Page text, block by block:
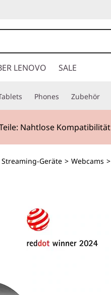
LENOVO SALE
Phones Zubehör
Nahtlose
Geräte > Webcams >